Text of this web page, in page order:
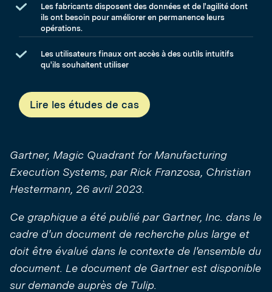
Les fabricants disposent des données et de l'agilité dont
ils ont besoin pour améliorer en permanence leurs
opérations.
Les utilisateurs finaux ont accès à des outils intuitifs
qu'ils souhaitent utiliser
Lire les études de cas
Gartner, Magic Quadrant for Manufacturing
Execution Systems, par Rick Franzosa, Christian
Hestermann, 26 avril 2023.
Ce graphique a été publié par Gartner, Inc. dans le
cadre d'un document de recherche plus large et
doit être évalué dans le contexte de l'ensemble du
document. Le document de Gartner est disponible
sur demande auprès de Tulip.